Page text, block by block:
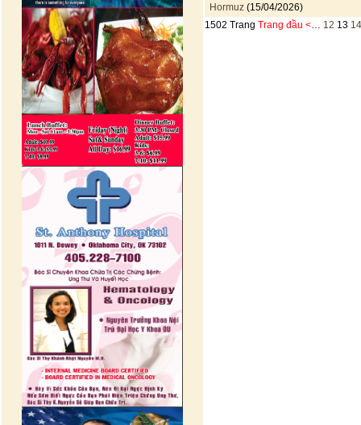
Hormuz (15/04/2026)
1502 Trang Trang đầu <… 12 13 14